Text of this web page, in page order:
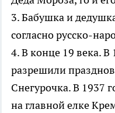
3. Бабушка и
согласно русско-
4. В конце 19 века.
разрешили
Снегурочка. В 1937
на главной елке